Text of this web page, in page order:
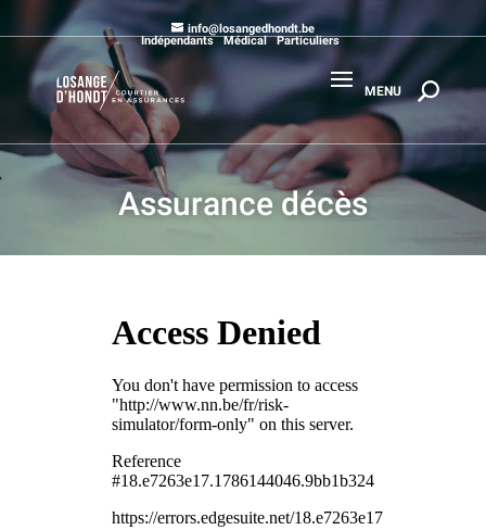
info@losangedhondt.be
Indépendants
Médical Particuliers
Assurance décès